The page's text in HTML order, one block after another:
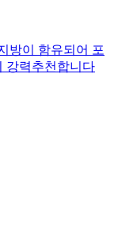
방이 함유되어 포
강력추천합니다